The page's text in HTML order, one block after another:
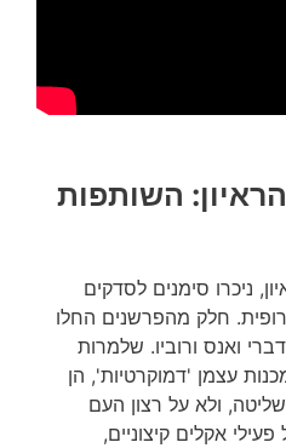
השותפות
ניכרו סימנים לסדקים
חלק מהפרשנים החלו
ואנס ורוביו. שלמרות
עצמן 'דמוקרטיות', הן
ולא על רצון העם
אקלים קיצוניים,